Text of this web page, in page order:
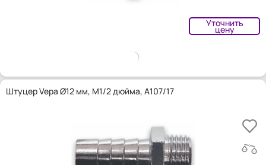
Уточнить
цену
Штуцер Vepa Ø12 мм, M1/2 дюйма, A107/17